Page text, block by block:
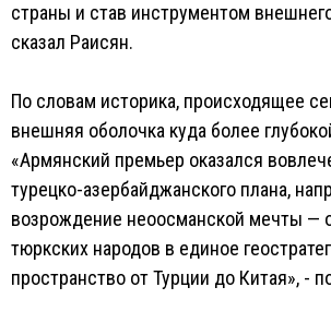
страны и став инструментом
сказал Раисян.
По словам историка, происходящее
внешняя оболочка куда более
«Армянский премьер оказался
турецко-азербайджанского плана,
возрождение неоосманской мечты —
тюркских народов в единое
пространство от Турции до Китая», -